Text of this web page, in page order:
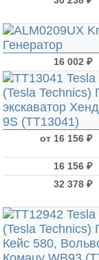
16 002 ₽
от 16 156 ₽
16 156 ₽
32 378 ₽